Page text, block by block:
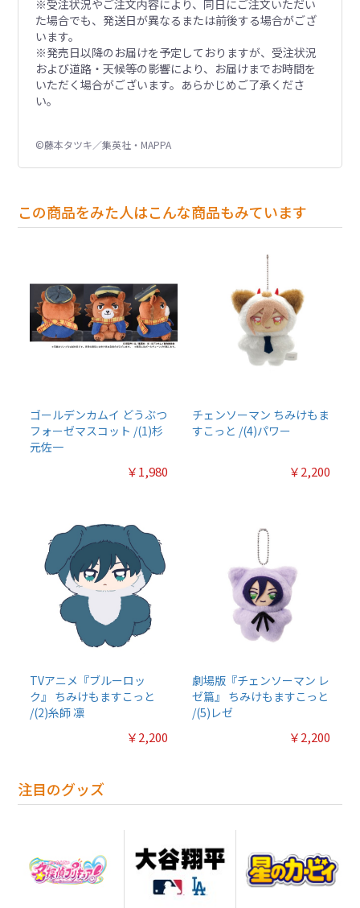
※受注状況やご注文内容により、同日にご注文いただい
た場合でも、発送日が異なるまたは前後する場合がござ
います。
※発売日以降のお届けを予定しておりますが、受注状況
および道路・天候等の影響により、お届けまでお時間を
いただく場合がございます。あらかじめご了承くださ
い。
©藤本タツキ／集英社・MAPPA
この商品をみた人はこんな商品もみています
ゴールデンカムイ どうぶつ
フォーゼマスコット /(1)杉
元佐一
￥1,980
チェンソーマン ちみけもま
すこっと /(4)パワー
￥2,200
TVアニメ『ブルーロッ
ク』 ちみけもますこっと
/(2)糸師 凛
￥2,200
劇場版『チェンソーマン レ
ゼ篇』 ちみけもますこっと
/(5)レゼ
￥2,200
注目のグッズ